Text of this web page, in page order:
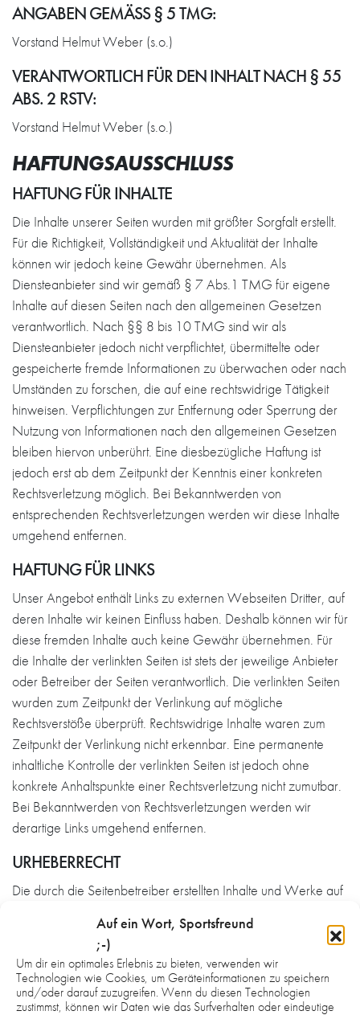
Auf ein Wort, Sportsfreund
;-)
Um dir ein optimales Erlebnis zu bieten, verwenden wir
Technologien wie Cookies, um Geräteinformationen zu speichern
und/oder darauf zuzugreifen. Wenn du diesen Technologien
zustimmst, können wir Daten wie das Surfverhalten oder eindeutige
ANGABEN GEMÄSS § 5 TMG:
Vorstand Helmut Weber (s.o.)
VERANTWORTLICH FÜR DEN INHALT NACH § 55
ABS. 2 RSTV:
Vorstand Helmut Weber (s.o.)
HAFTUNGSAUSSCHLUSS
HAFTUNG FÜR INHALTE
Die Inhalte unserer Seiten wurden mit größter Sorgfalt erstellt.
Für die Richtigkeit, Vollständigkeit und Aktualität der Inhalte
können wir jedoch keine Gewähr übernehmen. Als
Diensteanbieter sind wir gemäß § 7 Abs.1 TMG für eigene
Inhalte auf diesen Seiten nach den allgemeinen Gesetzen
verantwortlich. Nach §§ 8 bis 10 TMG sind wir als
Diensteanbieter jedoch nicht verpflichtet, übermittelte oder
gespeicherte fremde Informationen zu überwachen oder nach
Umständen zu forschen, die auf eine rechtswidrige Tätigkeit
hinweisen. Verpflichtungen zur Entfernung oder Sperrung der
Nutzung von Informationen nach den allgemeinen Gesetzen
bleiben hiervon unberührt. Eine diesbezügliche Haftung ist
jedoch erst ab dem Zeitpunkt der Kenntnis einer konkreten
Rechtsverletzung möglich. Bei Bekanntwerden von
entsprechenden Rechtsverletzungen werden wir diese Inhalte
umgehend entfernen.
HAFTUNG FÜR LINKS
Unser Angebot enthält Links zu externen Webseiten Dritter, auf
deren Inhalte wir keinen Einfluss haben. Deshalb können wir für
diese fremden Inhalte auch keine Gewähr übernehmen. Für
die Inhalte der verlinkten Seiten ist stets der jeweilige Anbieter
oder Betreiber der Seiten verantwortlich. Die verlinkten Seiten
wurden zum Zeitpunkt der Verlinkung auf mögliche
Rechtsverstöße überprüft. Rechtswidrige Inhalte waren zum
Zeitpunkt der Verlinkung nicht erkennbar. Eine permanente
inhaltliche Kontrolle der verlinkten Seiten ist jedoch ohne
konkrete Anhaltspunkte einer Rechtsverletzung nicht zumutbar.
Bei Bekanntwerden von Rechtsverletzungen werden wir
derartige Links umgehend entfernen.
URHEBERRECHT
Die durch die Seitenbetreiber erstellten Inhalte und Werke auf
Vervielfältigung, Bearbeitung, Verbreitung und jede Art der
Verwertung außerhalb der Grenzen des Urheberrechtes
bedürfen der schriftlichen Zustimmung des jeweiligen Autors
bzw. Erstellers. Downloads und Kopien dieser Seite sind nur für